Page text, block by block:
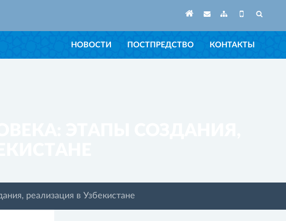
НОВОСТИ ПОСТПРЕДСТВО КОНТАКТЫ
реализация в Узбекистане